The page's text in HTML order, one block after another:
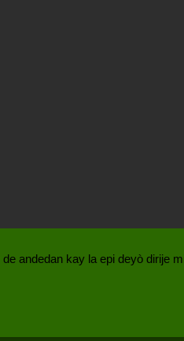
andedan kay la epi deyò dirije